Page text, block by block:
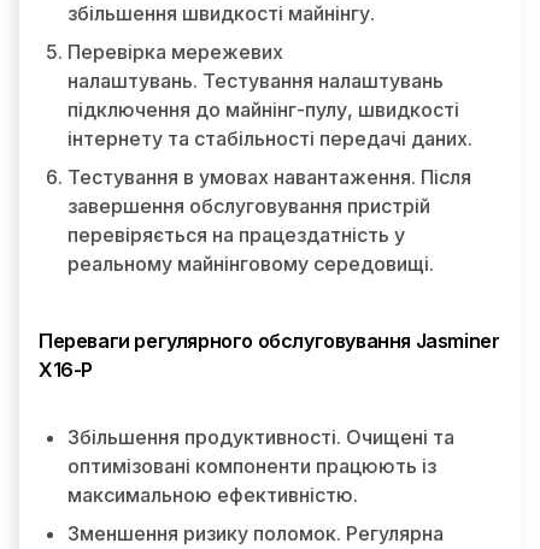
збільшення швидкості майнінгу.
Перевірка мережевих
налаштувань. Тестування налаштувань
підключення до майнінг-пулу, швидкості
інтернету та стабільності передачі даних.
Тестування в умовах навантаження. Після
завершення обслуговування пристрій
перевіряється на працездатність у
реальному майнінговому середовищі.
Переваги регулярного обслуговування Jasminer
X16-P
Збільшення продуктивності. Очищені та
оптимізовані компоненти працюють із
максимальною ефективністю.
Зменшення ризику поломок. Регулярна